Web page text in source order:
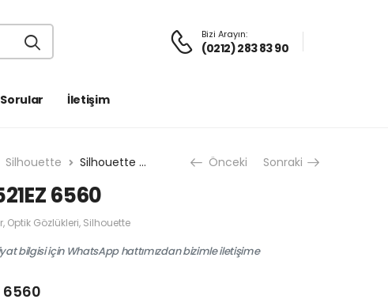
Bizi Arayın:
(0212) 283 83 90
Sorular İletişim
Silhouette Silhouette 5521EZ 6560 Önceki Sonraki
6560
, Optik Gözlükleri, Silhouette
bilgisi için WhatsApp hattımızdan bizimle iletişime
6560